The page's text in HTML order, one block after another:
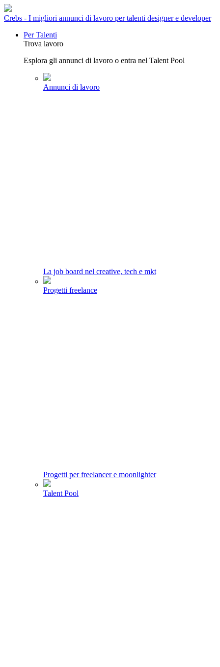
Crebs - I migliori annunci di lavoro per talenti designer e developer
Per Talenti
Trova lavoro
Esplora gli annunci di lavoro o entra nel Talent Pool
Annunci di lavoro
La job board nel creative, tech e mkt
Progetti freelance
Progetti per freelancer e moonlighter
Talent Pool